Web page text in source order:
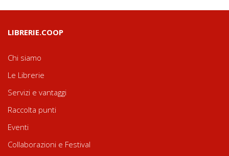
LIBRERIE.COOP
Chi siamo
Le Librerie
Servizi e vantaggi
Raccolta punti
Eventi
Collaborazioni e Festival